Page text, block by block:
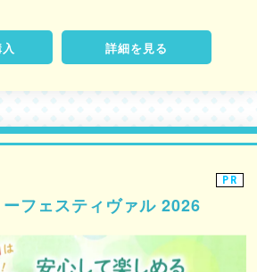
詳細を見る
フェスティヴァル 2026
PR